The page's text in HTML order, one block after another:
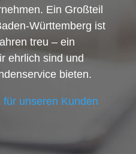
Ein Großteil
Württemberg ist
treu – ein
ehrlich sind und
bieten.
unseren Kunden